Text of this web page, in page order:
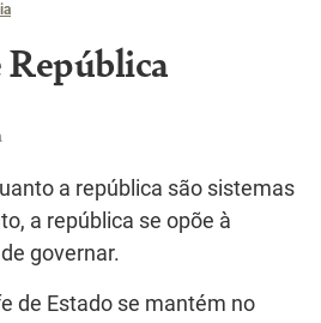
a república são sistemas
a república se opõe à
governar.
de Estado se mantém no